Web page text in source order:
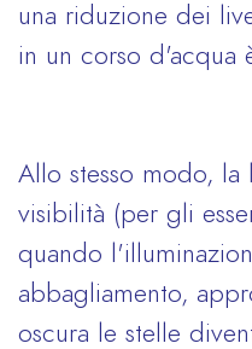
una riduzione dei
in un corso d'acqua
Allo stesso modo,
visibilità (per gli
quando
abbagliamento,
oscura le stelle